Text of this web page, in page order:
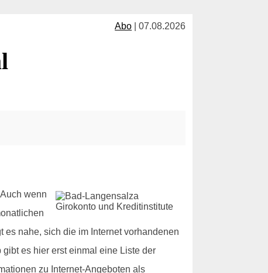
Abo | 07.08.2026
wenn
nahe, sich die im Internet vorhandenen
es hier erst einmal eine Liste der
zu Internet-Angeboten als